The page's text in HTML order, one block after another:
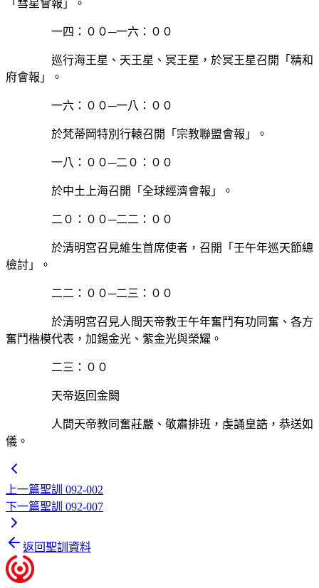
「彗星會報」。
一四：００─一六：００
巡行海王星、天王星、冥王星，於冥王星召開「精和
府會報」。
一六：００─一八：００
於梵蒂岡特別行轅召開「宗教聯盟會報」。
一八：００─二０：００
於中土上海召開「全球經濟會報」。
二０：００─二二：００
於清明宮召見維生首席使者，召開「壬午年巡天節總
檢討」。
二二：００─二三：００
於清明宮召見人間天帝教壬午年奮鬥有功同奮、各方
奮鬥楷模代表，加錫金光、紫金光與榮耀。
二三：００
天帝返回金闕
人間天帝教同奮莊嚴、敬肅排班，虔誦皇誥，恭送如
儀。
上一篇聖訓 092-002
下一篇聖訓 092-007
返回聖訓資料